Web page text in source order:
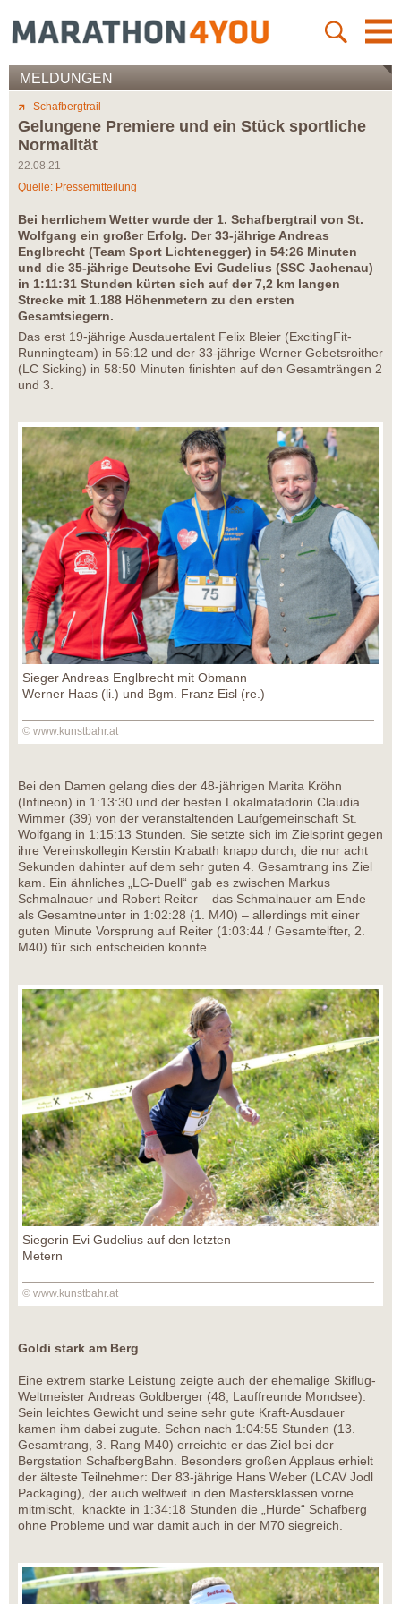
MELDUNGEN
Schafbergtrail
Gelungene Premiere und ein Stück sportliche
Normalität
22.08.21
Quelle: Pressemitteilung
Bei herrlichem Wetter wurde der 1. Schafbergtrail von St.
Wolfgang ein großer Erfolg. Der 33-jährige Andreas
Englbrecht (Team Sport Lichtenegger) in 54:26 Minuten
und die 35-jährige Deutsche Evi Gudelius (SSC Jachenau)
in 1:11:31 Stunden kürten sich auf der 7,2 km langen
Strecke mit 1.188 Höhenmetern zu den ersten
Gesamtsiegern.
Das erst 19-jährige Ausdauertalent Felix Bleier (ExcitingFit-
Runningteam) in 56:12 und der 33-jährige Werner Gebetsroither
(LC Sicking) in 58:50 Minuten finishten auf den Gesamträngen 2
und 3.
Sieger Andreas Englbrecht mit Obmann
Werner Haas (li.) und Bgm. Franz Eisl (re.)
© www.kunstbahr.at
Bei den Damen gelang dies der 48-jährigen Marita Kröhn
(Infineon) in 1:13:30 und der besten Lokalmatadorin Claudia
Wimmer (39) von der veranstaltenden Laufgemeinschaft St.
Wolfgang in 1:15:13 Stunden. Sie setzte sich im Zielsprint gegen
ihre Vereinskollegin Kerstin Krabath knapp durch, die nur acht
Sekunden dahinter auf dem sehr guten 4. Gesamtrang ins Ziel
kam. Ein ähnliches „LG-Duell“ gab es zwischen Markus
Schmalnauer und Robert Reiter – das Schmalnauer am Ende
als Gesamtneunter in 1:02:28 (1. M40) – allerdings mit einer
guten Minute Vorsprung auf Reiter (1:03:44 / Gesamtelfter, 2.
M40) für sich entscheiden konnte.
Siegerin Evi Gudelius auf den letzten
Metern
© www.kunstbahr.at
Goldi stark am Berg
Eine extrem starke Leistung zeigte auch der ehemalige Skiflug-
Weltmeister Andreas Goldberger (48, Lauffreunde Mondsee).
Sein leichtes Gewicht und seine sehr gute Kraft-Ausdauer
kamen ihm dabei zugute. Schon nach 1:04:55 Stunden (13.
Gesamtrang, 3. Rang M40) erreichte er das Ziel bei der
Bergstation SchafbergBahn. Besonders großen Applaus erhielt
der älteste Teilnehmer: Der 83-jährige Hans Weber (LCAV Jodl
Packaging), der auch weltweit in den Mastersklassen vorne
mitmischt, knackte in 1:34:18 Stunden die „Hürde“ Schafberg
ohne Probleme und war damit auch in der M70 siegreich.